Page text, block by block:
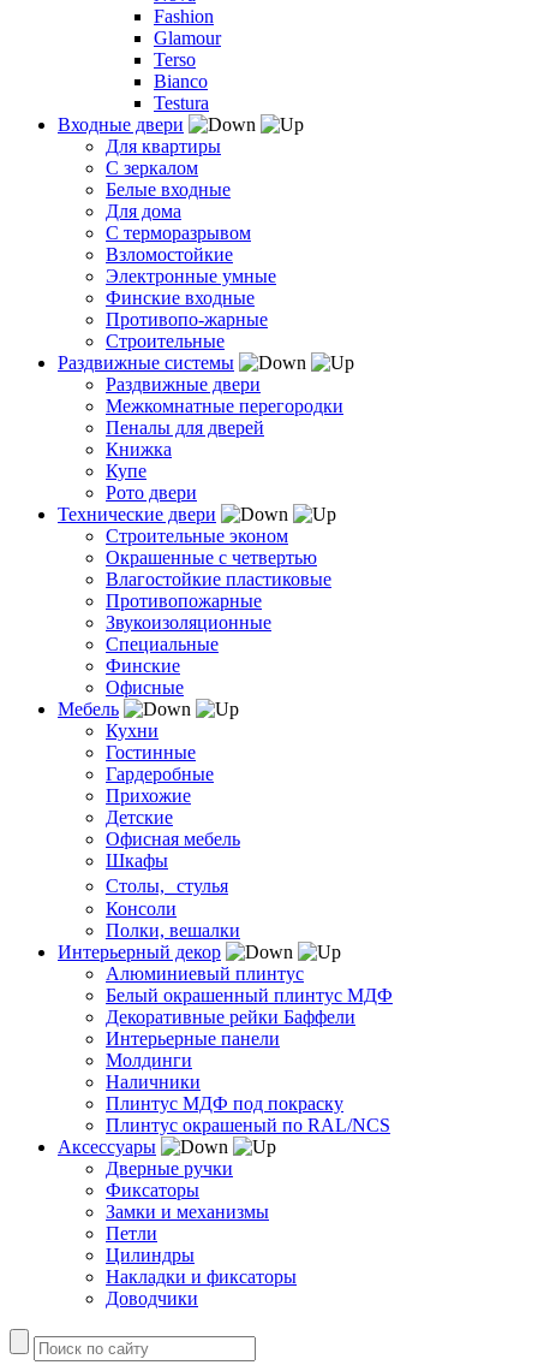
Fashion
Glamour
Terso
Bianco
Testura
Входные двери
Для квартиры
С зеркалом
Белые входные
Для дома
С терморазрывом
Взломостойкие
Электронные умные
Финские входные
Противопо-жарные
Строительные
Раздвижные системы
Раздвижные двери
Межкомнатные перегородки
Пеналы для дверей
Книжка
Купе
Рото двери
Технические двери
Строительные эконом
Окрашенные с четвертью
Влагостойкие пластиковые
Противопожарные
Звукоизоляционные
Специальные
Финские
Офисные
Мебель
Кухни
Гостинные
Гардеробные
Прихожие
Детские
Офисная мебель
Шкафы
Столы, стулья
Консоли
Полки, вешалки
Интерьерный декор
Алюминиевый плинтус
Белый окрашенный плинтус МДФ
Декоративные рейки Баффели
Интерьерные панели
Молдинги
Наличники
Плинтус МДФ под покраску
Плинтус окрашеный по RAL/NCS
Аксессуары
Дверные ручки
Фиксаторы
Замки и механизмы
Петли
Цилиндры
Накладки и фиксаторы
Доводчики